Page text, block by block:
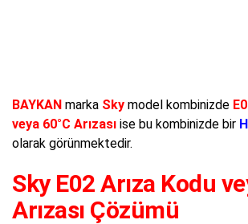
BAYKAN marka Sky model kombinizde
veya 60°C Arızası ise bu kombinizde bir
olarak görünmektedir.
Sky E02 Arıza Kodu
Arızası Çözümü